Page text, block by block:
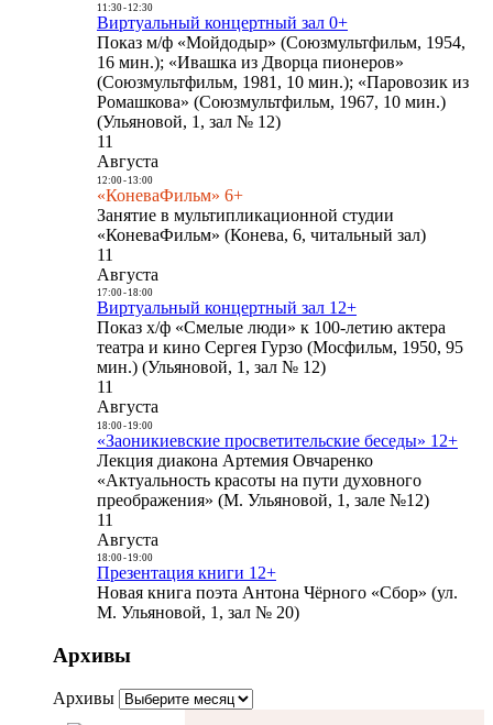
11:30- 12:30
Виртуальный концертный зал 0+
Показ м/ф «Мойдодыр» (Союзмультфильм, 1954,
16 мин.); «Ивашка из Дворца пионеров»
(Союзмультфильм, 1981, 10 мин.); «Паровозик из
Ромашкова» (Союзмультфильм, 1967, 10 мин.)
(Ульяновой, 1, зал № 12)
11
Августа
12:00- 13:00
«КоневаФильм» 6+
Занятие в мультипликационной студии
«КоневаФильм» (Конева, 6, читальный зал)
11
Августа
17:00- 18:00
Виртуальный концертный зал 12+
Показ х/ф «Смелые люди» к 100-летию актера
театра и кино Сергея Гурзо (Мосфильм, 1950, 95
мин.) (Ульяновой, 1, зал № 12)
11
Августа
18:00- 19:00
«Заоникиевские просветительские беседы» 12+
Лекция диакона Артемия Овчаренко
«Актуальность красоты на пути духовного
преображения» (М. Ульяновой, 1, зале №12)
11
Августа
18:00- 19:00
Презентация книги 12+
Новая книга поэта Антона Чёрного «Сбор» (ул.
М. Ульяновой, 1, зал № 20)
Архивы
Архивы